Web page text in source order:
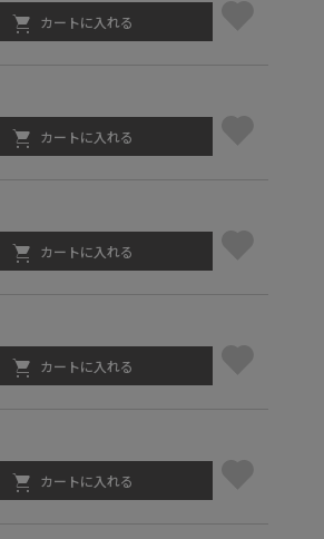
カートに入れる
カートに入れる
カートに入れる
カートに入れる
カートに入れる